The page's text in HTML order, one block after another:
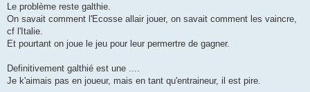
s
a
g
Le problème reste galthie.
On savait comment l'Ecosse allair jouer, on savait comment les vaincre,
cf l'Italie.
Et pourtant on joue le jeu pour leur permertre de gagner.
Definitivement galthié est une ....
Je k'aimais pas en joueur, mais en tant qu'entraineur, il est pire.